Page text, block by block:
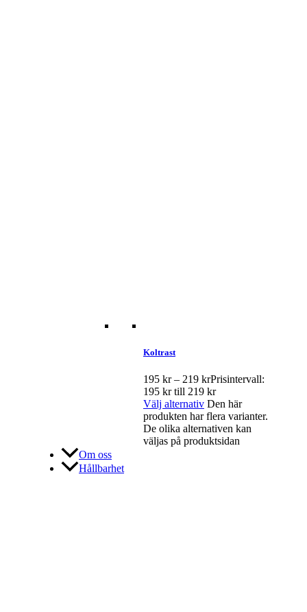
Koltrast
195 kr – 219 krPrisintervall:
195 kr till 219 kr
Välj alternativ Den här
produkten har flera varianter.
De olika alternativen kan
väljas på produktsidan
Om oss
Hållbarhet